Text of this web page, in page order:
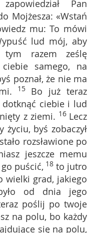
Pan
Mojżesza: «Wstań
mu: To mówi
lud mój, aby
tym razem ześlę
samego, na
poznał, że nie ma
15 Bo już teraz
dotknąć ciebie i lud
z ziemi. 16 Lecz
życiu, byś zobaczył
rozsławione po
jeszcze memu
puścić, 18 to jutro
wielki grad, jakiego
od dnia jego
poślij po twoje
na polu, bo każdy
się na polu,